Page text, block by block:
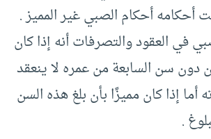
أحكامه أحكام الصبي غير المميز .‏
في العقود والتصرفات أنه إذا كان
دون سن السابعة من عمره لا ينعقد
إذا كان مميزًا بأن بلغ هذه السن
.‏